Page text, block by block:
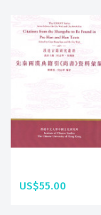
US$55.00